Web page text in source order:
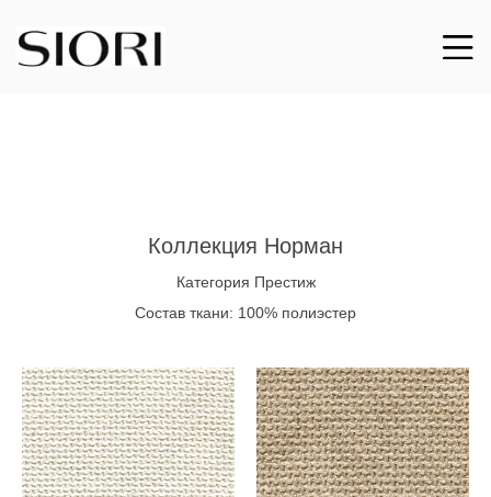
Коллекция Норман
Категория Престиж
Состав ткани: 100% полиэстер